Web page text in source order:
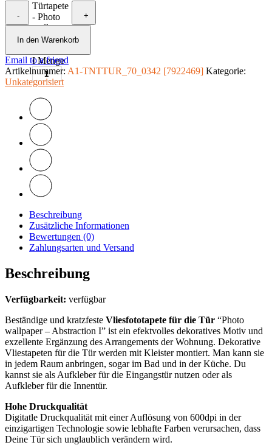
-
Türtapete
- Photo
wallpaper
–
I Menge
+
In den Warenkorb
Email to a friend
Artikelnummer: A1-TNTTUR_70_0342 [7922469] Kategorie:
Unkategorisiert
Beschreibung
Zusätzliche Informationen
Bewertungen (0)
Zahlungsarten und Versand
Beschreibung
Verfügbarkeit: verfügbar
Beständige und kratzfeste Vliesfototapete für die Tür “Photo
wallpaper – Abstraction I” ist ein efektvolles dekoratives Motiv und
exzellente Ergänzung des Arrangements der Wohnung. Dekorative
Vliestapeten für die Tür werden mit Kleister montiert. Man kann sie
in jedem Raum anbringen, sogar im Bad und in der Küche. Du
kannst sie als Aufkleber für die Eingangstür nutzen oder als
Aufkleber für die Innentür.
Hohe Druckqualität
Digitatle Druckqualität mit einer Auflösung von 600dpi in der
einzigartigen Technologie sowie lebhafte Farben verursachen, dass
Deine Tür sich unglaublich verändern wird.